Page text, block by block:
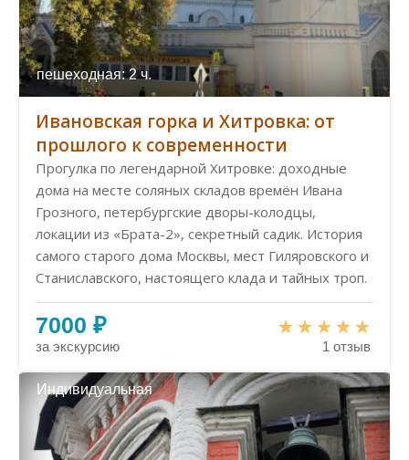
пешеходная: 2 ч.
Ивановская горка и Хитровка: от
прошлого к современности
Прогулка по легендарной Хитровке: доходные
дома на месте соляных складов времён Ивана
Грозного, петербургские дворы-колодцы,
локации из «Брата-2», секретный садик. История
самого старого дома Москвы, мест Гиляровского и
Станиславского, настоящего клада и тайных троп.
7000 ₽
за экскурсию 1 отзыв
Индивидуальная